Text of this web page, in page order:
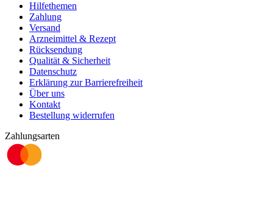
Hilfethemen
Zahlung
Versand
Arzneimittel & Rezept
Rücksendung
Qualität & Sicherheit
Datenschutz
Erklärung zur Barrierefreiheit
Über uns
Kontakt
Bestellung widerrufen
Zahlungsarten